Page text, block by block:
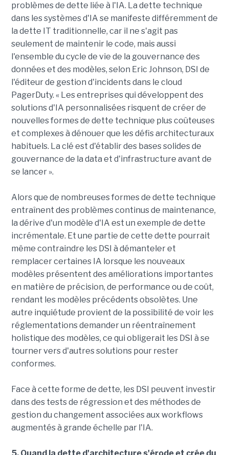
problèmes de dette liée à l'IA. La dette technique
dans les systèmes d'IA se manifeste différemment de
la dette IT traditionnelle, car il ne s'agit pas
seulement de maintenir le code, mais aussi
l'ensemble du cycle de vie de la gouvernance des
données et des modèles, selon Eric Johnson, DSI de
l'éditeur de gestion d'incidents dans le cloud
PagerDuty. « Les entreprises qui développent des
solutions d'IA personnalisées risquent de créer de
nouvelles formes de dette technique plus coûteuses
et complexes à dénouer que les défis architecturaux
habituels. La clé est d'établir des bases solides de
gouvernance de la data et d'infrastructure avant de
se lancer ».
Alors que de nombreuses formes de dette technique
entraînent des problèmes continus de maintenance,
la dérive d'un modèle d'IA est un exemple de dette
incrémentale. Et une partie de cette dette pourrait
même contraindre les DSI à démanteler et
remplacer certaines IA lorsque les nouveaux
modèles présentent des améliorations importantes
en matière de précision, de performance ou de coût,
rendant les modèles précédents obsolètes. Une
autre inquiétude provient de la possibilité de voir les
réglementations demander un réentraînement
holistique des modèles, ce qui obligerait les DSI à se
tourner vers d'autres solutions pour rester
conformes.
Face à cette forme de dette, les DSI peuvent investir
dans des tests de régression et des méthodes de
gestion du changement associées aux workflows
augmentés à grande échelle par l'IA.